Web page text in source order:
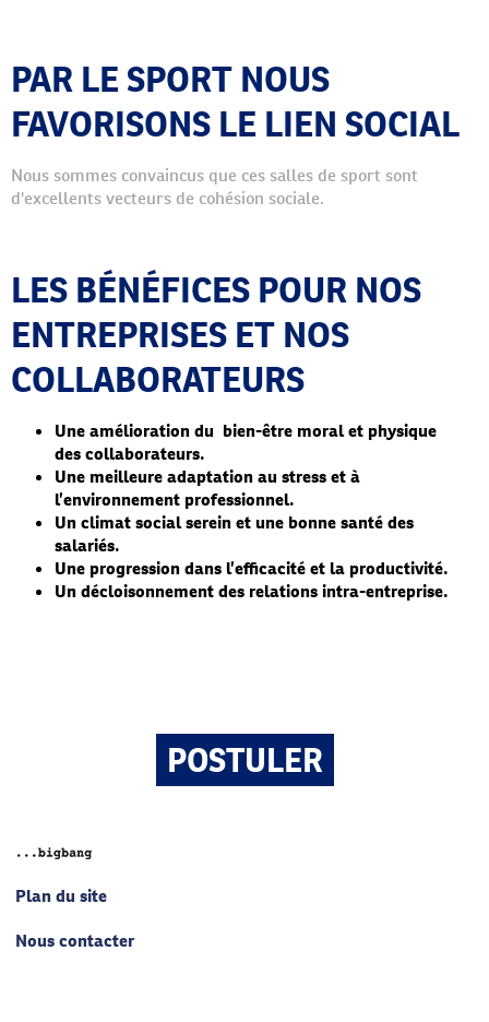
PAR LE SPORT NOUS
FAVORISONS LE LIEN SOCIAL
Nous sommes convaincus que ces salles de sport sont
d'excellents vecteurs de cohésion sociale.
LES BÉNÉFICES POUR NOS
ENTREPRISES ET NOS
COLLABORATEURS
Une amélioration du bien-être moral et physique
des collaborateurs.
Une meilleure adaptation au stress et à
l’environnement professionnel.
Un climat social serein et une bonne santé des
salariés.
Une progression dans l’efficacité et la productivité.
Un décloisonnement des relations intra-entreprise.
POSTULER
Plan du site
Nous contacter